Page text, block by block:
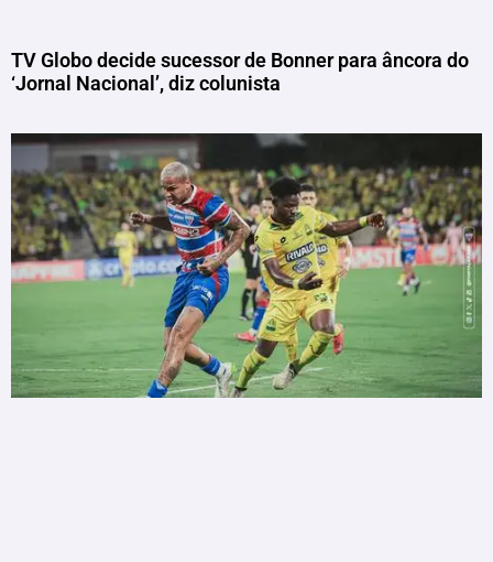
TV Globo decide sucessor de Bonner para âncora do
‘Jornal Nacional’, diz colunista